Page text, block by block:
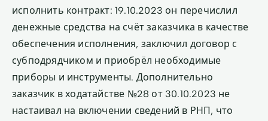
исполнить контракт: 19.10.2023 он перечислил
денежные средства на счёт заказчика в качестве
обеспечения исполнения, заключил договор с
субподрядчиком и приобрёл необходимые
приборы и инструменты. Дополнительно
заказчик в ходатайстве №28 от 30.10.2023 не
настаивал на включении сведений в РНП, что